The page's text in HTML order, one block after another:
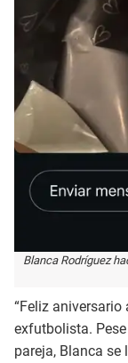
Blanca Rodríguez
“Feliz aniversario
exfutbolista.
pareja, Blanca se